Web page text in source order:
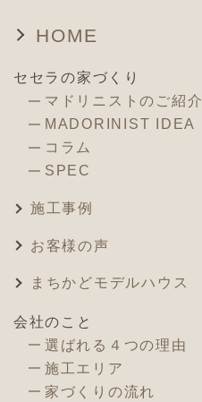
HOME
セセラの家づくり
マドリニストのご紹介
MADORINIST IDEA
コラム
SPEC
施工事例
お客様の声
まちかどモデルハウス
会社のこと
選ばれる４つの理由
施工エリア
家づくりの流れ